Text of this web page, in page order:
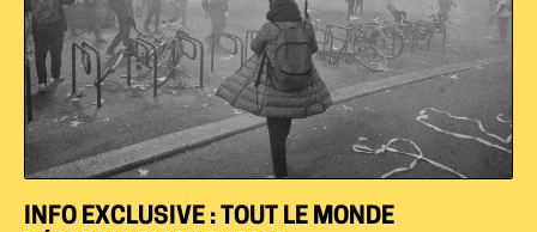
INFO EXCLUSIVE : TOUT LE MONDE